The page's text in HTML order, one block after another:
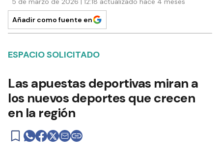
Añadir como fuente en
ESPACIO SOLICITADO
Las apuestas deportivas miran a
los nuevos deportes que crecen
en la región